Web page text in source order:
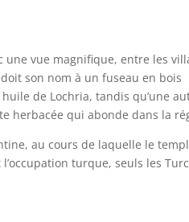
vue magnifique, entre les
son nom à un fuseau en bois
de Lochria, tandis qu’une
herbacée qui abonde dans la
au cours de laquelle le
turque, seuls les